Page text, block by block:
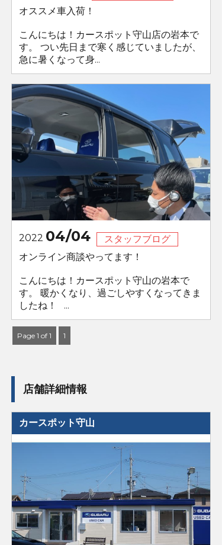
オススメ車入荷！
こんにちは！カースポット守山店の岩本で
す。 つい先日まで寒く感じていましたが、
急に暑くなって身...
2022 04/04
スタッフブログ
オンライン商談やってます！
こんにちは！カースポット守山の岩本で
す。 暖かくなり、過ごしやすくなってきま
したね！ ...
Page 1 of 1 1
店舗詳細情報
カースポット守山